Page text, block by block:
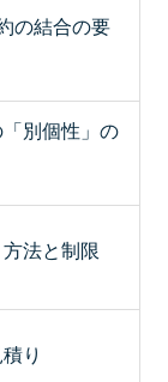
の結合の要
別個性」の
法と制限
り